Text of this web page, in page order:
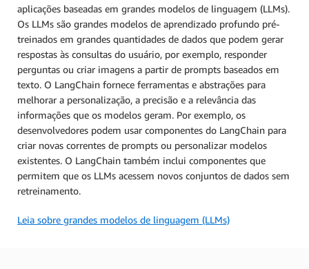
aplicações baseadas em grandes modelos de linguagem (LLMs).
Os LLMs são grandes modelos de aprendizado profundo pré-
treinados em grandes quantidades de dados que podem gerar
respostas às consultas do usuário, por exemplo, responder
perguntas ou criar imagens a partir de prompts baseados em
texto. O LangChain fornece ferramentas e abstrações para
melhorar a personalização, a precisão e a relevância das
informações que os modelos geram. Por exemplo, os
desenvolvedores podem usar componentes do LangChain para
criar novas correntes de prompts ou personalizar modelos
existentes. O LangChain também inclui componentes que
permitem que os LLMs acessem novos conjuntos de dados sem
retreinamento.
Leia sobre grandes modelos de linguagem (LLMs)